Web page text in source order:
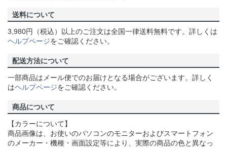
送料について
3,980円（税込）以上のご注文は全国一律送料無料です。詳しくは
ヘルプページをご確認ください。
配送方法について
一部商品はメール便でのお届けとなる場合がございます。詳しく
はヘルプページをご確認ください。
商品について
【カラーについて】
商品画像は、お使いのパソコンのモニターおよびスマートフォン
のメーカー・機種・画面設定等により、実際の商品の色と異なっ